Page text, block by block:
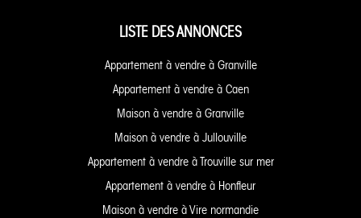
LISTE DES ANNONCES
Appartement à vendre à Granville
Appartement à vendre à Caen
Maison à vendre à Granville
Maison à vendre à Jullouville
Appartement à vendre à Trouville sur mer
Appartement à vendre à Honfleur
Maison à vendre à Vire normandie